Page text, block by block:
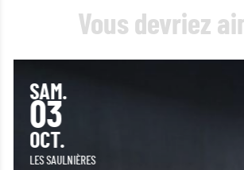
Vous devriez
SAM.
03
OCT.
LES SAULNIÈRES